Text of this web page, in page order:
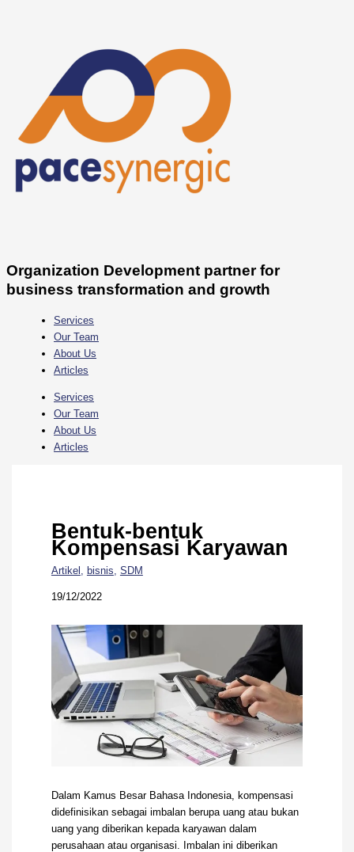
Organization Development partner for
business transformation and growth
Services
Our Team
About Us
Articles
Services
Our Team
About Us
Articles
Bentuk-bentuk
Kompensasi Karyawan
Artikel , bisnis, SDM
19/12/2022
Dalam Kamus Besar Bahasa Indonesia, kompensasi
didefinisikan sebagai imbalan berupa uang atau bukan
uang yang diberikan kepada karyawan dalam
perusahaan atau organisasi. Imbalan ini diberikan